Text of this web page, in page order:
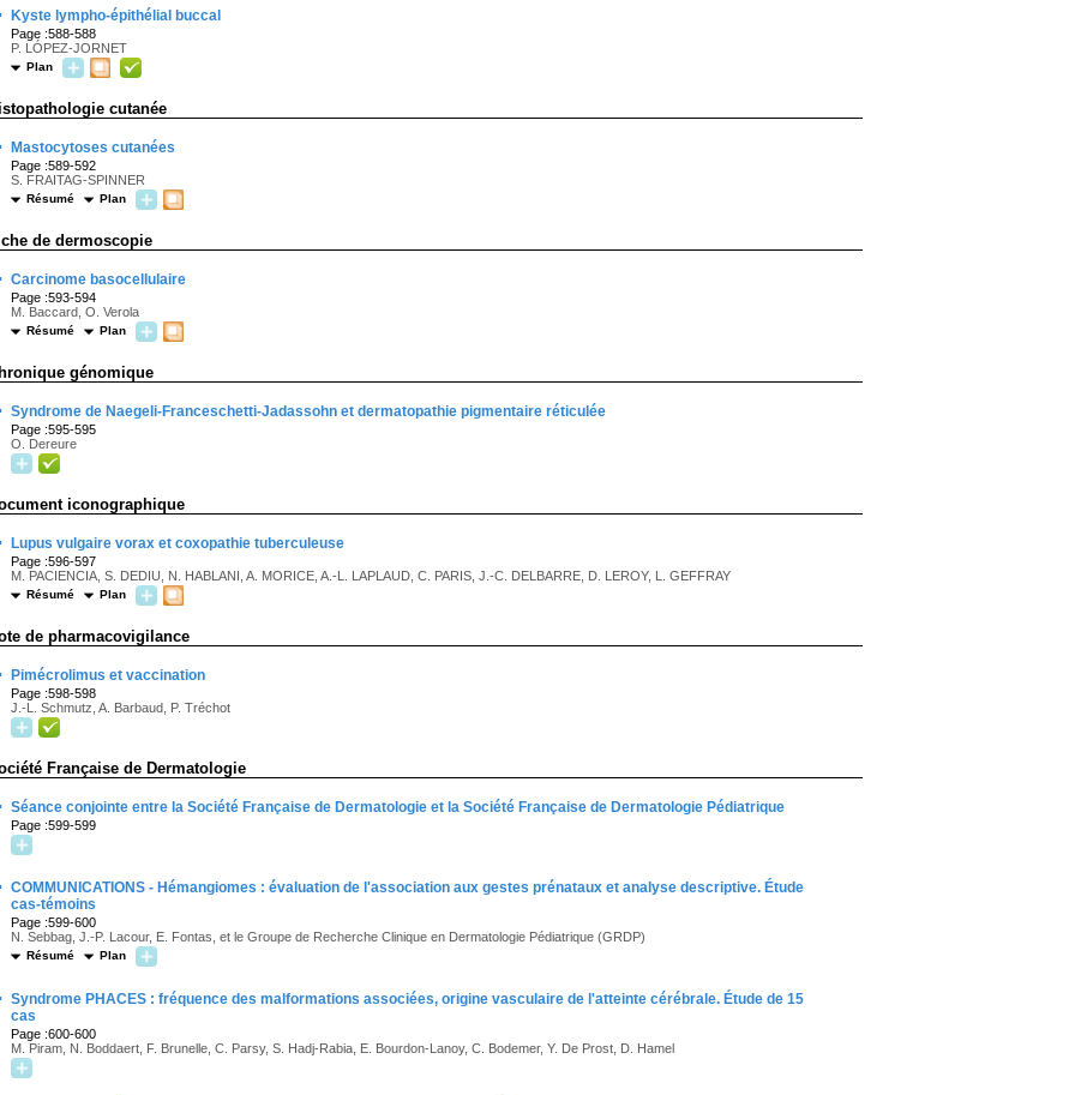
Kyste lympho-épithélial buccal
Page :588-588
P. LÓPEZ-JORNET
Plan
cutanée
Mastocytoses cutanées
Page :589-592
S. FRAITAG-SPINNER
Résumé Plan
de dermoscopie
Carcinome basocellulaire
Page :593-594
M. Baccard, O. Verola
Résumé Plan
génomique
Syndrome de Naegeli-Franceschetti-Jadassohn et dermatopathie pigmentaire réticulée
Page :595-595
O. Dereure
iconographique
Lupus vulgaire vorax et coxopathie tuberculeuse
Page :596-597
M. PACIENCIA, S. DEDIU, N. HABLANI, A. MORICE, A.-L. LAPLAUD, C. PARIS, J.-C. DELBARRE, D. LEROY, L. GEFFRAY
Résumé Plan
de pharmacovigilance
Pimécrolimus et vaccination
Page :598-598
J.-L. Schmutz, A. Barbaud, P. Tréchot
Française de Dermatologie
Séance conjointe entre la Société Française de Dermatologie et la Société Française de Dermatologie Pédiatrique
Page :599-599
COMMUNICATIONS - Hémangiomes : évaluation de l'association aux gestes prénataux et analyse descriptive. Étude
cas-témoins
Page :599-600
N. Sebbag, J.-P. Lacour, E. Fontas, et le Groupe de Recherche Clinique en Dermatologie Pédiatrique (GRDP)
Résumé Plan
Syndrome PHACES : fréquence des malformations associées, origine vasculaire de l'atteinte cérébrale. Étude de 15
cas
Page :600-600
M. Piram, N. Boddaert, F. Brunelle, C. Parsy, S. Hadj-Rabia, E. Bourdon-Lanoy, C. Bodemer, Y. De Prost, D. Hamel